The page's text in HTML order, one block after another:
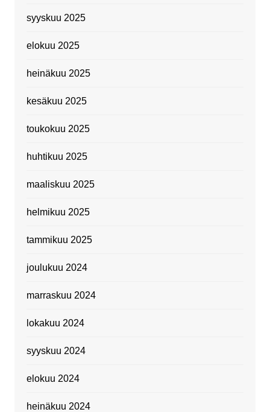
syyskuu 2025
elokuu 2025
heinäkuu 2025
kesäkuu 2025
toukokuu 2025
huhtikuu 2025
maaliskuu 2025
helmikuu 2025
tammikuu 2025
joulukuu 2024
marraskuu 2024
lokakuu 2024
syyskuu 2024
elokuu 2024
heinäkuu 2024